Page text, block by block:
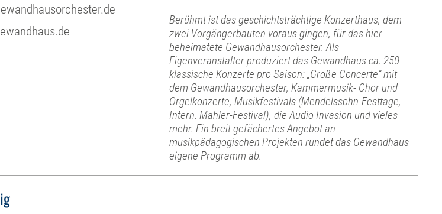
Berühmt ist das geschichtsträchtige Konzerthaus, dem
zwei Vorgängerbauten voraus gingen, für das hier
beheimatete Gewandhausorchester. Als
Eigenveranstalter produziert das Gewandhaus ca. 250
klassische Konzerte pro Saison: „Große Concerte“ mit
dem Gewandhausorchester, Kammermusik- Chor und
Orgelkonzerte, Musikfestivals (Mendelssohn-Festtage,
Intern. Mahler-Festival), die Audio Invasion und vieles
mehr. Ein breit gefächertes Angebot an
musikpädagogischen Projekten rundet das Gewandhaus
eigene Programm ab.